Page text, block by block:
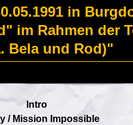
in
im Rahmen der
Bela und Rod)"
Intro
/ Mission Impossible